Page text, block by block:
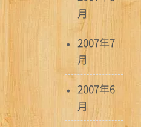
月
2007年7
月
2007年6
月